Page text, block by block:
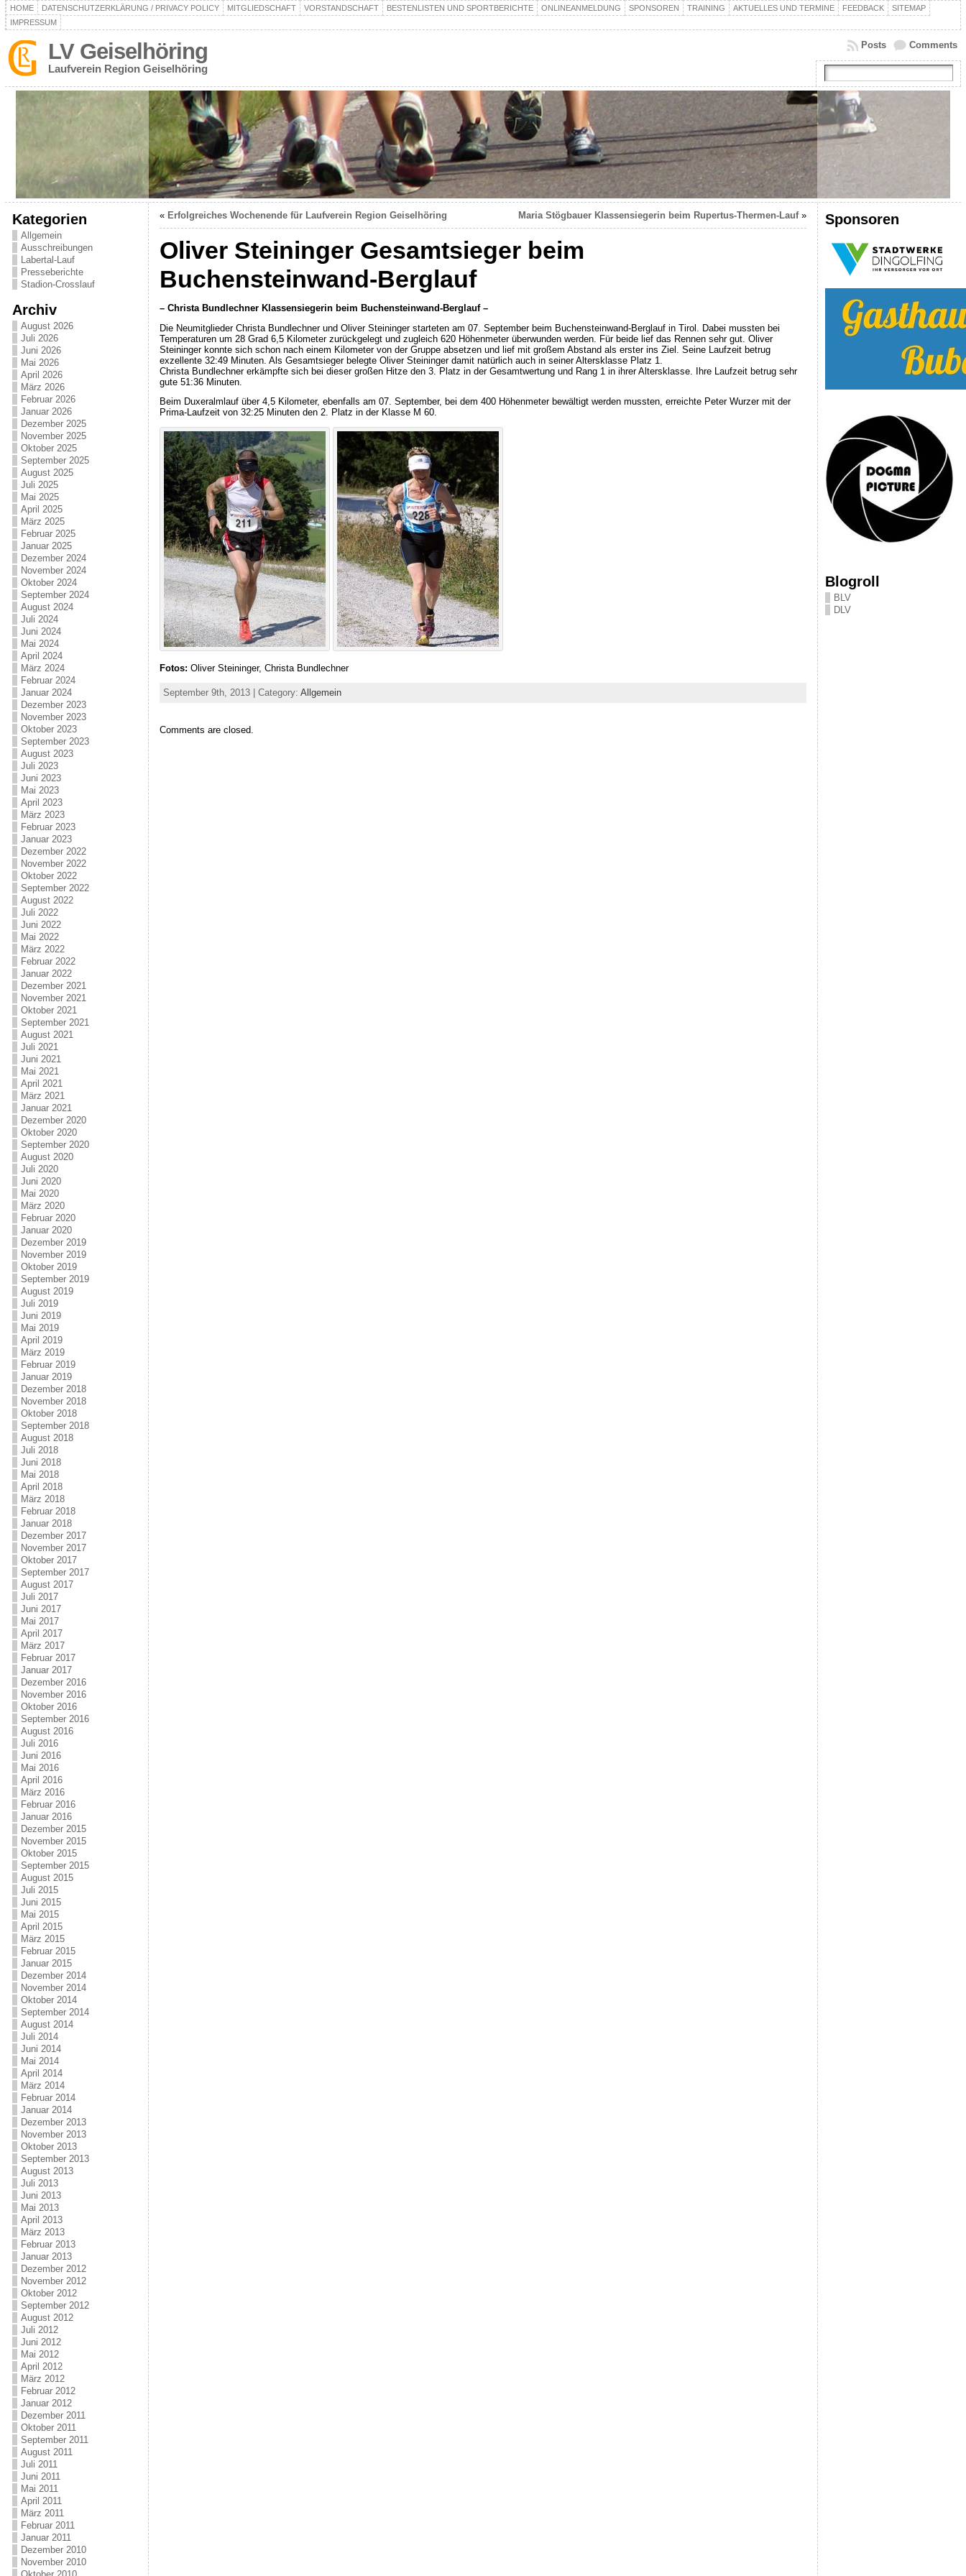
HOME DATENSCHUTZERKLÄRUNG / PRIVACY POLICY MITGLIEDSCHAFT VORSTANDSCHAFT BESTENLISTEN UND SPORTBERICHTE ONLINEANMELDUNG SPONSOREN TRAINING AKTUELLES UND TERMINE FEEDBACK
SITEMAP
IMPRESSUM
LV Geiselhöring
Laufverein Region Geiselhöring
Comments
Posts
Kategorien
Allgemein
Ausschreibungen
Labertal-Lauf
Presseberichte
Stadion-Crosslauf
Archiv
August 2026
Juli 2026
Juni 2026
Mai 2026
April 2026
März 2026
Februar 2026
Januar 2026
Dezember 2025
November 2025
Oktober 2025
September 2025
August 2025
Juli 2025
Mai 2025
April 2025
März 2025
Februar 2025
Januar 2025
Dezember 2024
November 2024
Oktober 2024
September 2024
August 2024
Juli 2024
Juni 2024
Mai 2024
April 2024
März 2024
Februar 2024
Januar 2024
Dezember 2023
November 2023
Oktober 2023
September 2023
August 2023
Juli 2023
Juni 2023
Mai 2023
April 2023
März 2023
Februar 2023
Januar 2023
Dezember 2022
November 2022
Oktober 2022
September 2022
August 2022
Juli 2022
Juni 2022
Mai 2022
März 2022
Februar 2022
Januar 2022
Dezember 2021
November 2021
Oktober 2021
September 2021
August 2021
Juli 2021
Juni 2021
Mai 2021
April 2021
März 2021
Januar 2021
Dezember 2020
Oktober 2020
September 2020
August 2020
Juli 2020
Juni 2020
Mai 2020
März 2020
Februar 2020
Januar 2020
Dezember 2019
November 2019
Oktober 2019
September 2019
August 2019
Juli 2019
Juni 2019
Mai 2019
April 2019
März 2019
Februar 2019
Januar 2019
Dezember 2018
November 2018
Oktober 2018
September 2018
August 2018
Juli 2018
Juni 2018
Mai 2018
April 2018
März 2018
Februar 2018
Januar 2018
Dezember 2017
November 2017
Oktober 2017
September 2017
August 2017
Juli 2017
Juni 2017
Mai 2017
April 2017
März 2017
Februar 2017
Januar 2017
Dezember 2016
November 2016
Oktober 2016
September 2016
August 2016
Juli 2016
Juni 2016
Mai 2016
April 2016
März 2016
Februar 2016
Januar 2016
Dezember 2015
November 2015
Oktober 2015
September 2015
August 2015
Juli 2015
Juni 2015
Mai 2015
April 2015
März 2015
Februar 2015
Januar 2015
Dezember 2014
November 2014
Oktober 2014
September 2014
August 2014
Juli 2014
Juni 2014
Mai 2014
April 2014
März 2014
Februar 2014
Januar 2014
Dezember 2013
November 2013
Oktober 2013
September 2013
August 2013
Juli 2013
Juni 2013
Mai 2013
April 2013
März 2013
Februar 2013
Januar 2013
Dezember 2012
November 2012
Oktober 2012
September 2012
August 2012
Juli 2012
Juni 2012
Mai 2012
April 2012
März 2012
Februar 2012
Januar 2012
Dezember 2011
Oktober 2011
September 2011
August 2011
Juli 2011
Juni 2011
Mai 2011
April 2011
März 2011
Februar 2011
Januar 2011
Dezember 2010
November 2010
« Erfolgreiches Wochenende für Laufverein Region Geiselhöring Maria Stögbauer Klassensiegerin beim Rupertus-Thermen-Lauf»
Oliver Steininger Gesamtsieger beim
Buchensteinwand-Berglauf
– Christa Bundlechner Klassensiegerin beim Buchensteinwand-Berglauf –
Die Neumitglieder Christa Bundlechner und Oliver Steininger starteten am 07. September beim Buchensteinwand-Berglauf in Tirol. Dabei mussten bei
Temperaturen um 28 Grad 6,5 Kilometer zurückgelegt und zugleich 620 Höhenmeter überwunden werden. Für beide lief das Rennen sehr gut. Oliver
Steininger konnte sich schon nach einem Kilometer von der Gruppe absetzen und lief mit großem Abstand als erster ins Ziel. Seine Laufzeit betrug
exzellente 32:49 Minuten. Als Gesamtsieger belegte Oliver Steininger damit natürlich auch in seiner Altersklasse Platz 1.
Christa Bundlechner erkämpfte sich bei dieser großen Hitze den 3. Platz in der Gesamtwertung und Rang 1 in ihrer Altersklasse. Ihre Laufzeit betrug sehr
gute 51:36 Minuten.
Beim Duxeralmlauf über 4,5 Kilometer, ebenfalls am 07. September, bei dem 400 Höhenmeter bewältigt werden mussten, erreichte Peter Wurzer mit der
Prima-Laufzeit von 32:25 Minuten den 2. Platz in der Klasse M 60.
Fotos: Oliver Steininger, Christa Bundlechner
September 9th, 2013 | Category: Allgemein
Comments are closed.
Sponsoren
Blogroll
BLV
DLV